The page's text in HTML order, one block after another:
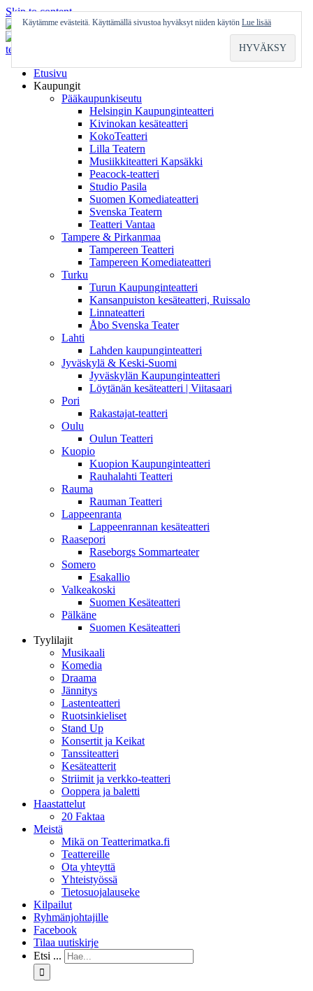
Skip to content
Etusivu
Kaupungit
Pääkaupunkiseutu
Helsingin Kaupunginteatteri
Kivinokan kesäteatteri
KokoTeatteri
Lilla Teatern
Musiikkiteatteri Kapsäkki
Peacock-teatteri
Studio Pasila
Suomen Komediateatteri
Svenska Teatern
Teatteri Vantaa
Tampere & Pirkanmaa
Tampereen Teatteri
Tampereen Komediateatteri
Turku
Turun Kaupunginteatteri
Kansanpuiston kesäteatteri, Ruissalo
Linnateatteri
Åbo Svenska Teater
Lahti
Lahden kaupunginteatteri
Jyväskylä & Keski-Suomi
Jyväskylän Kaupunginteatteri
Löytänän kesäteatteri | Viitasaari
Pori
Rakastajat-teatteri
Oulu
Oulun Teatteri
Kuopio
Kuopion Kaupunginteatteri
Rauhalahti Teatteri
Rauma
Rauman Teatteri
Lappeenranta
Lappeenrannan kesäteatteri
Raasepori
Raseborgs Sommarteater
Somero
Esakallio
Valkeakoski
Suomen Kesäteatteri
Pälkäne
Suomen Kesäteatteri
Tyylilajit
Musikaali
Komedia
Draama
Jännitys
Lastenteatteri
Ruotsinkieliset
Stand Up
Konsertit ja Keikat
Tanssiteatteri
Kesäteatterit
Striimit ja verkko-teatteri
Ooppera ja baletti
Haastattelut
20 Faktaa
Meistä
Mikä on Teatterimatka.fi
Teattereille
Ota yhteyttä
Yhteistyössä
Tietosuojalauseke
Kilpailut
Ryhmänjohtajille
Facebook
Tilaa uutiskirje
Etsi ...
Käytämme evästeitä. Käyttämällä sivustoa hyväksyt niiden käytön Lue lisää